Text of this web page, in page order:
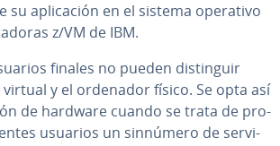
su apli­ca­ción en el sistema operativo
z/VM de IBM.
finales no pueden di­s­ti­n­guir
y el ordenador físico. Se opta así
de hardware cuando se trata de pro­
usuarios un sinnúmero de se­r­vi­